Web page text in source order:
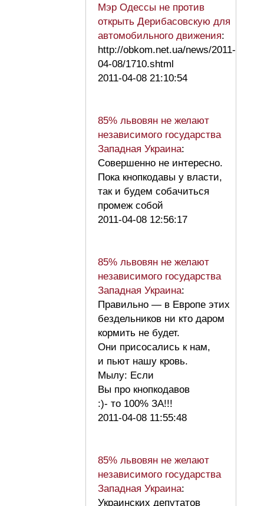
Мэр Одессы не против
открыть Дерибасовскую для
автомобильного движения:
http://obkom.net.ua/news/2011-
04-08/1710.shtml
2011-04-08 21:10:54
85% львовян не желают
независимого государства
Западная Украина:
Совершенно не интересно.
Пока кнопкодавы у власти,
так и будем собачиться
промеж собой
2011-04-08 12:56:17
85% львовян не желают
независимого государства
Западная Украина:
Правильно — в Европе этих
бездельников ни кто даром
кормить не будет.
Они присосались к нам,
и пьют нашу кровь.
Мылу: Если
Вы про кнопкодавов
:)- то 100% ЗА!!!
2011-04-08 11:55:48
85% львовян не желают
независимого государства
Западная Украина:
Украинских депутатов